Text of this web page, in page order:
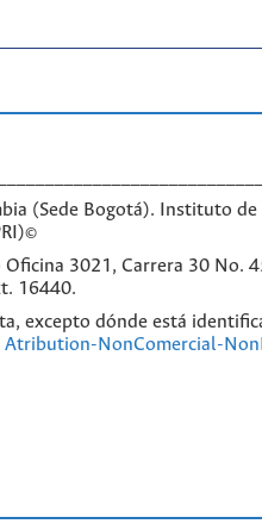
(Sede Bogotá). Instituto
Oficina 3021, Carrera 30 No.
16440.
excepto dónde está
Atribution-NonComercial-